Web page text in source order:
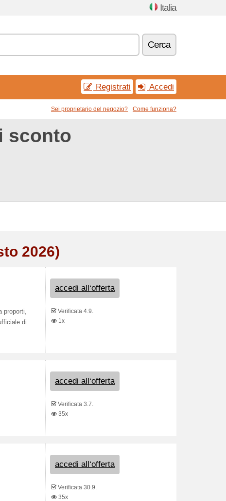
Italia
Cerca
Registrati Accedi
Sei proprietario del negozio? Come funziona?
sconto
2026)
proporti,
di
accedi all‘offerta
Verificata 4.9.
1x
accedi all‘offerta
Verificata 3.7.
35x
accedi all‘offerta
Verificata 30.9.
35x